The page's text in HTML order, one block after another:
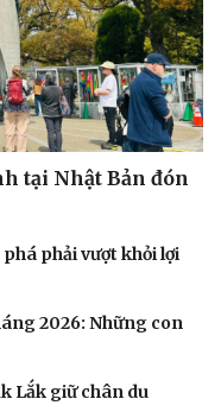
trí
sĩ
trang
tại Nhật Bản đón
phải vượt khỏi lợi
2026: Những con
Lắk giữ chân du